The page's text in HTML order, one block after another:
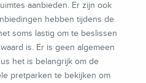
aanbieden. Er zijn ook
hebben tijdens de
soms lastig om te beslissen
is. Er is geen algemeen
het is belangrijk om de
pretparken te bekijken om